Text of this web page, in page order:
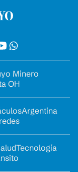
Minero
OH
Argentina
Tecnología